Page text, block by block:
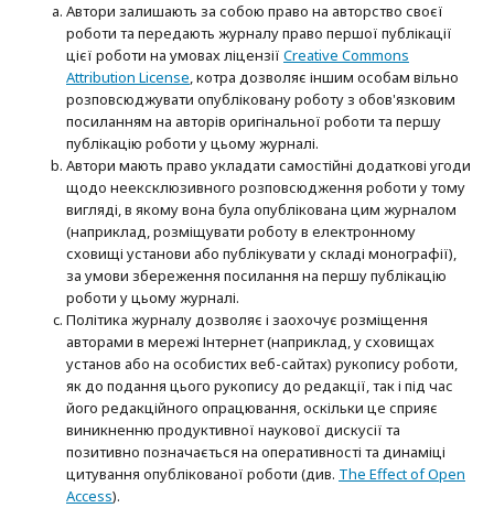
Автори залишають за собою право на авторство своєї
роботи та передають журналу право першої публікації
цієї роботи на умовах ліцензії Creative Commons
Attribution License, котра дозволяє іншим особам вільно
розповсюджувати опубліковану роботу з обов'язковим
посиланням на авторів оригінальної роботи та першу
публікацію роботи у цьому журналі.
Автори мають право укладати самостійні додаткові угоди
щодо неексклюзивного розповсюдження роботи у тому
вигляді, в якому вона була опублікована цим журналом
(наприклад, розміщувати роботу в електронному
сховищі установи або публікувати у складі монографії),
за умови збереження посилання на першу публікацію
роботи у цьому журналі.
Політика журналу дозволяє і заохочує розміщення
авторами в мережі Інтернет (наприклад, у сховищах
установ або на особистих веб-сайтах) рукопису роботи,
як до подання цього рукопису до редакції, так і під час
його редакційного опрацювання, оскільки це сприяє
виникненню продуктивної наукової дискусії та
позитивно позначається на оперативності та динаміці
цитування опублікованої роботи (див. The Effect of Open
Access).